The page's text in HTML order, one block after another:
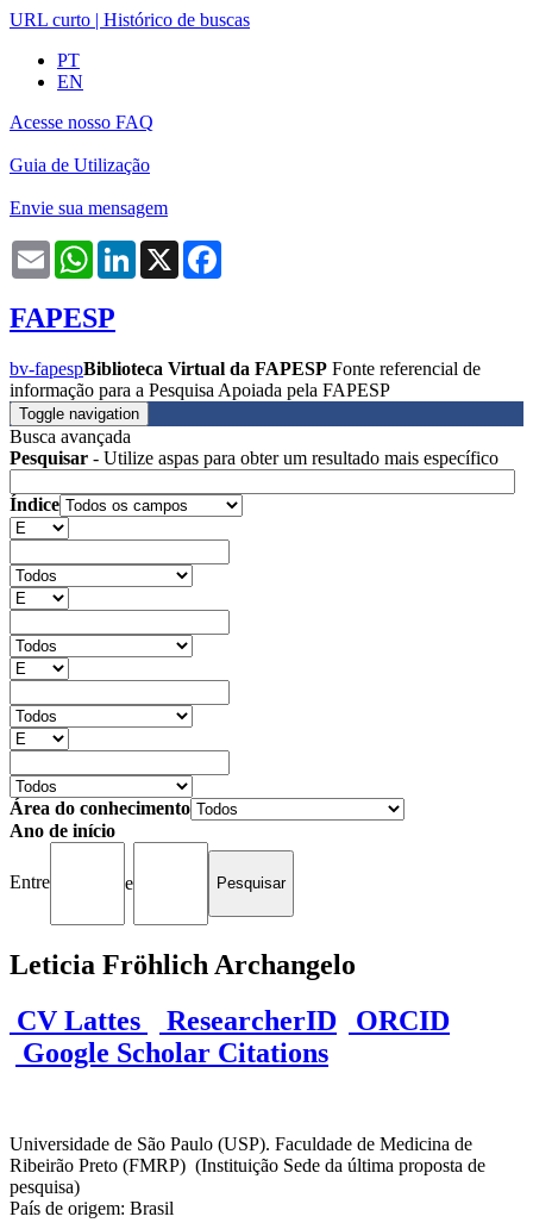
URL curto | Histórico de buscas
PT
EN
Acesse nosso FAQ
Guia de Utilização
Envie sua mensagem
Email WhatsAppLinkedIn
X
FAPESP
bv-fapespBiblioteca Virtual da FAPESP Fonte referencial de
informação para a Pesquisa Apoiada pela FAPESP
Toggle navigation
Busca avançada
Pesquisar - Utilize aspas para obter um resultado mais específico
Índice
Área do conhecimento
Ano de início
Entre e
Leticia Fröhlich Archangelo
CV Lattes
ResearcherID
ORCID
Google Scholar Citations
Universidade de São Paulo (USP). Faculdade de Medicina de
Ribeirão Preto (FMRP) (Instituição Sede da última proposta de
pesquisa)
País de origem: Brasil